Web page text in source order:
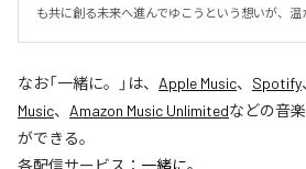
も共に創る未来へ進んでゆこうという想いが、温
なお「一緒に。 」は、 Apple Music、 Spotify
Music、 Amazon Music Unlimitedなどの音
ができる。
各配信サービス： 一緒に。